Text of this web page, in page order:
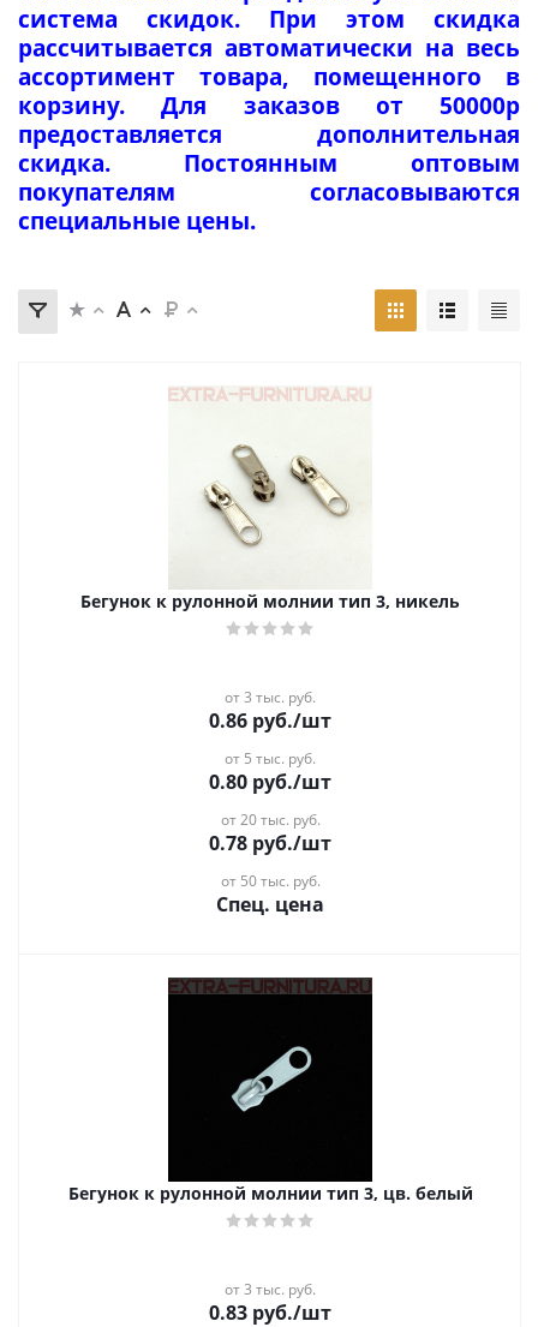
система скидок. При этом скидка
рассчитывается автоматически на весь
ассортимент товара, помещенного в
корзину. Для заказов от 50000р
предоставляется дополнительная
скидка. Постоянным оптовым
покупателям согласовываются
специальные цены.
Бегунок к рулонной молнии тип 3, никель
от 3 тыс. руб.
0.86 руб./шт
от 5 тыс. руб.
0.80 руб./шт
от 20 тыс. руб.
0.78 руб./шт
от 50 тыс. руб.
Спец. цена
Бегунок к рулонной молнии тип 3, цв. белый
от 3 тыс. руб.
0.83 руб./шт